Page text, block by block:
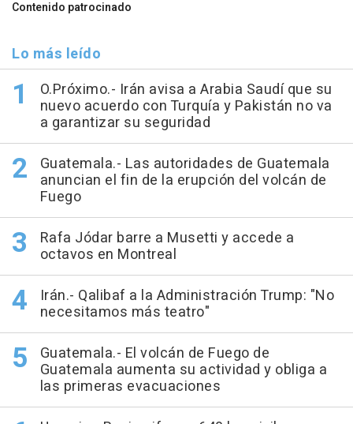
Contenido patrocinado
Lo más leído
O.Próximo.- Irán avisa a Arabia Saudí que su
nuevo acuerdo con Turquía y Pakistán no va
a garantizar su seguridad
Guatemala.- Las autoridades de Guatemala
anuncian el fin de la erupción del volcán de
Fuego
Rafa Jódar barre a Musetti y accede a
octavos en Montreal
Irán.- Qalibaf a la Administración Trump: "No
necesitamos más teatro"
Guatemala.- El volcán de Fuego de
Guatemala aumenta su actividad y obliga a
las primeras evacuaciones